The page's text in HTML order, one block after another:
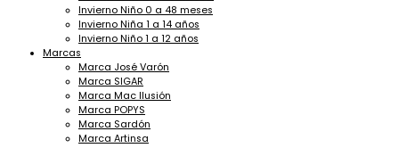
Invierno Niño 0 a 48 meses
Invierno Niña 1 a 14 años
Invierno Niño 1 a 12 años
Marcas
Marca José Varón
Marca SIGAR
Marca Mac Ilusión
Marca POPYS
Marca Sardón
Marca Artinsa